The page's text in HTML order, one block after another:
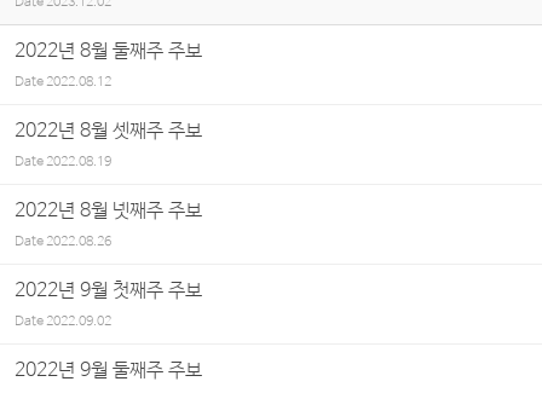
Date 2023.12.02
2022년 8월 둘째주 주보
Date2022.08.12
2022년 8월 셋째주 주보
Date2022.08.19
2022년 8월 넷째주 주보
Date2022.08.26
2022년 9월 첫째주 주보
Date2022.09.02
2022년 9월 둘째주 주보